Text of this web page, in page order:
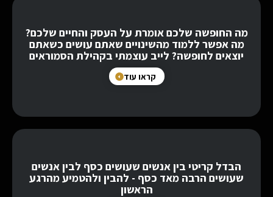
מה החופשה שלכם אומרת על העסק והחיים שלכם?
מה אפשר ללמוד מהשינויים שאתם עושים כשאתם
יוצאים לחופשה? לייב עוצמתי בקהילת הסמוראים
קראו עוד
הבדל קריטי בין אנשים שעושים כסף לבין אנשים
שעושים הרבה מאד כסף - להבין ולהטמיע מהרגע
הראשון